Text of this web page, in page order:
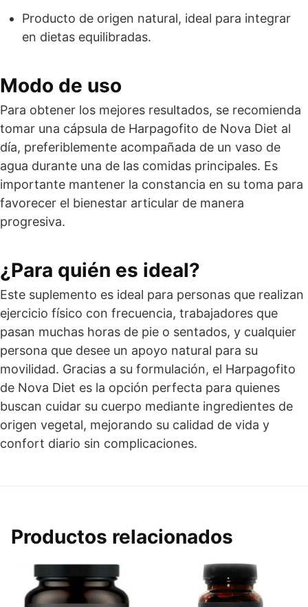
Producto de origen natural, ideal para integrar
en dietas equilibradas.
Modo de uso
Para obtener los mejores resultados, se recomienda
tomar una cápsula de Harpagofito de Nova Diet al
día, preferiblemente acompañada de un vaso de
agua durante una de las comidas principales. Es
importante mantener la constancia en su toma para
favorecer el bienestar articular de manera
progresiva.
¿Para quién es ideal?
Este suplemento es ideal para personas que realizan
ejercicio físico con frecuencia, trabajadores que
pasan muchas horas de pie o sentados, y cualquier
persona que desee un apoyo natural para su
movilidad. Gracias a su formulación, el Harpagofito
de Nova Diet es la opción perfecta para quienes
buscan cuidar su cuerpo mediante ingredientes de
origen vegetal, mejorando su calidad de vida y
confort diario sin complicaciones.
Productos relacionados